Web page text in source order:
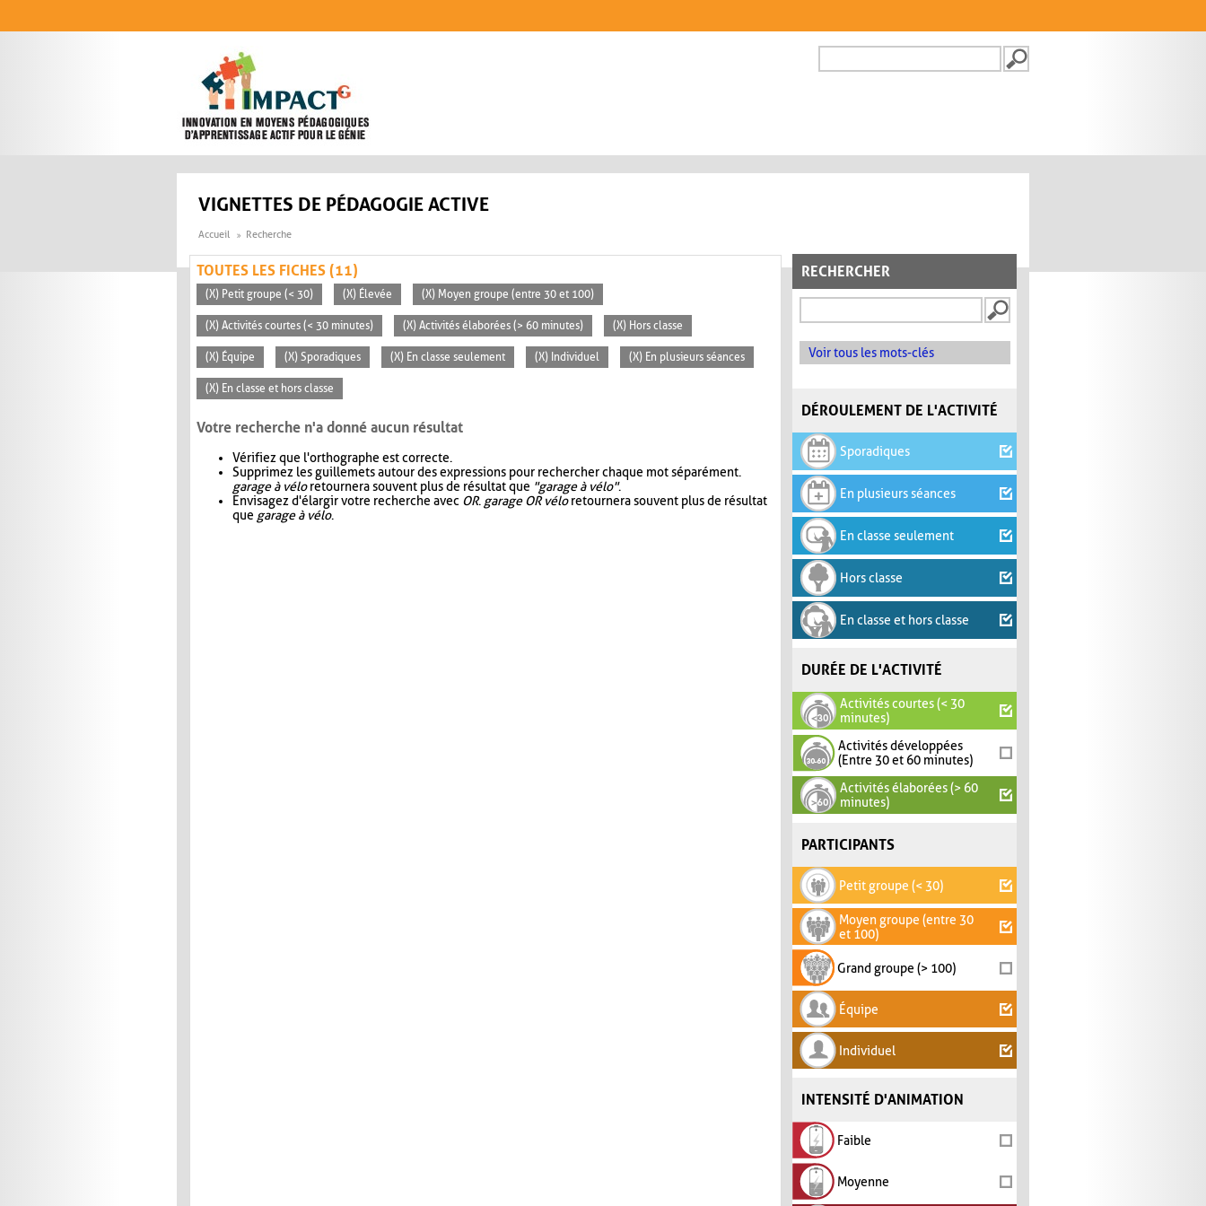
FORMULAIRE DE
VIGNETTES DE PÉDAGOGIE ACTIVE
Accueil Recherche
RECHERCHER
Voir tous les mots-clés
DÉROULEMENT DE L'ACTIVITÉ
Sporadiques
En plusieurs séances
En classe seulement
Hors classe
En classe et hors classe
DURÉE DE L'ACTIVITÉ
Activités courtes (< 30
minutes)
Activités développées
(Entre 30 et 60 minutes)
Activités élaborées (> 60
minutes)
PARTICIPANTS
Petit groupe (< 30)
Moyen groupe (entre 30
et 100)
Grand groupe (> 100)
Équipe
Individuel
INTENSITÉ D'ANIMATION
Faible
Moyenne
TOUTES LES FICHES (11)
(X) Petit groupe (< 30) (X) Élevée (X) Moyen groupe (entre 30 et 100)
(X) Activités courtes (< 30 minutes) (X) Activités élaborées (> 60 minutes) (X) Hors classe
(X) Équipe (X) Sporadiques (X) En classe seulement (X) Individuel (X) En plusieurs séances
(X) En classe et hors classe
Votre recherche n'a donné aucun résultat
Vérifiez que l'orthographe est correcte.
Supprimez les guillemets autour des expressions pour rechercher chaque mot séparément.
garage à véloretournera souvent plus de résultat que "garage à vélo".
Envisagez d'élargir votre recherche avec OR. garage OR véloretournera souvent plus de résultat
que garage à vélo.